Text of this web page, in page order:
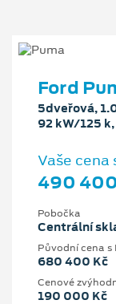
Ford
5dveřová,
92 kW/125
Vaše cena
490
Pobočka
Centrální
Původní cena s
680 400 Kč
Cenové
190 000 Kč